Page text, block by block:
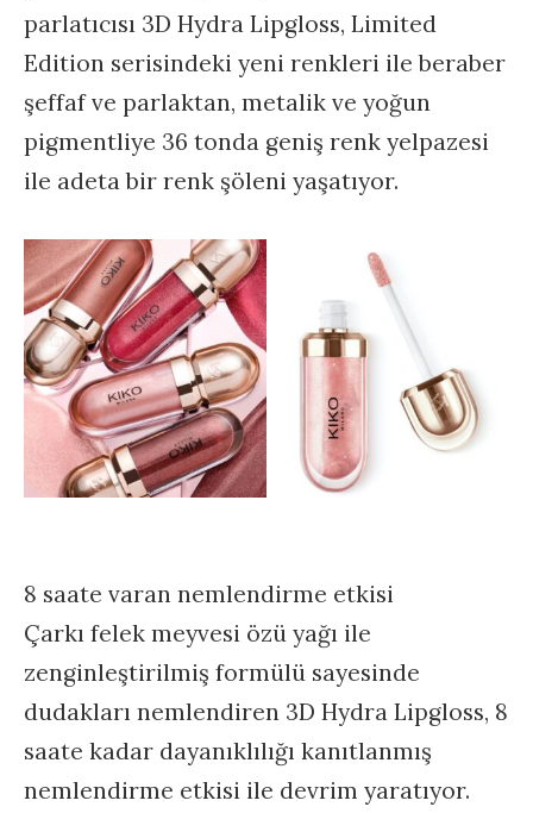
parlatıcısı 3D Hydra Lipgloss, Limited
Edition serisindeki yeni renkleri ile beraber
şeffaf ve parlaktan, metalik ve yoğun
pigmentliye 36 tonda geniş renk yelpazesi
ile adeta bir renk şöleni yaşatıyor.
8 saate varan nemlendirme etkisi
Çarkı felek meyvesi özü yağı ile
zenginleştirilmiş formülü sayesinde
dudakları nemlendiren 3D Hydra Lipgloss, 8
saate kadar dayanıklılığı kanıtlanmış
nemlendirme etkisi ile devrim yaratıyor.